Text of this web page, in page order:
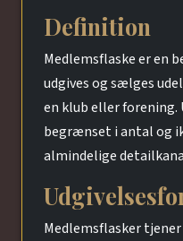
Definition
Medlemsflaske er en
udgives og sælges
en klub eller forening.
begrænset i antal og
almindelige
Medlemsflasker